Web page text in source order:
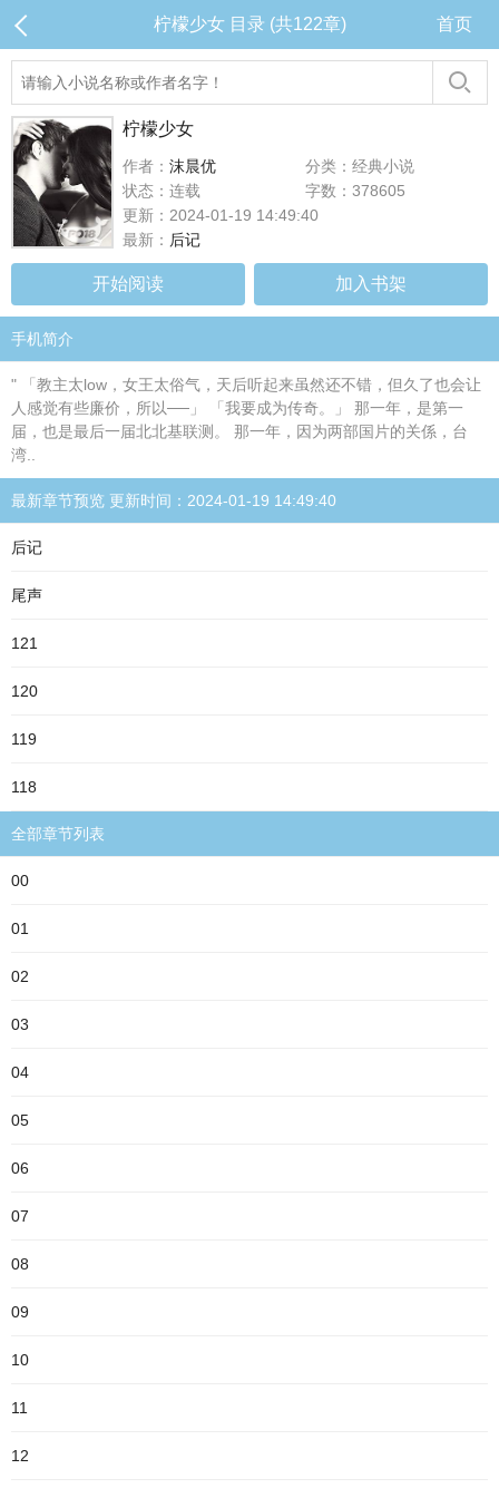
柠檬少女 目录 (共122章) 首页
柠檬少女
作者： 沫晨优
分类：经典小说
状态：连载
字数：378605
更新：2024-01-19 14:49:40
最新： 后记
开始阅读 加入书架
手机简介
" 「教主太low，女王太俗气，天后听起来虽然还不错，但久了也会让
人感觉有些廉价，所以──」 「我要成为传奇。」 那一年，是第一
届，也是最后一届北北基联测。 那一年，因为两部国片的关係，台
湾..
最新章节预览 更新时间：2024-01-19 14:49:40
后记
尾声
121
120
119
118
全部章节列表
00
01
02
03
04
05
06
07
08
09
10
11
12